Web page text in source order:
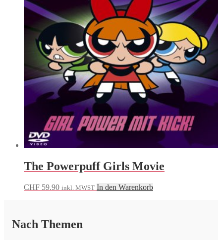
The Powerpuff Girls Movie
CHF 59.90 inkl. MWST In den Warenkorb
Nach Themen